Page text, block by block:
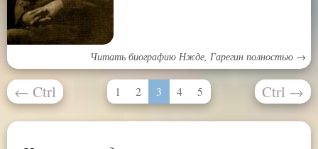
Читать биографию Нжде, Гарегин полностью →
← Ctrl 1 2 3 4 5 Ctrl →